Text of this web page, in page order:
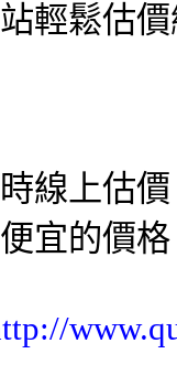
輕鬆估
線上估
宜的價